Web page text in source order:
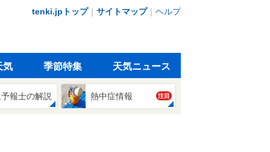
tenki.jpトップ｜ サイトマップ｜ ヘルプ
気 季節特集 天気ニュース
報士の解説 熱中症情報 注目